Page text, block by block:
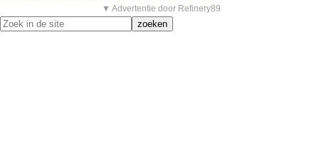
▼ Advertentie door Refinery89